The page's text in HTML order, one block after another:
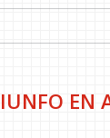
EN